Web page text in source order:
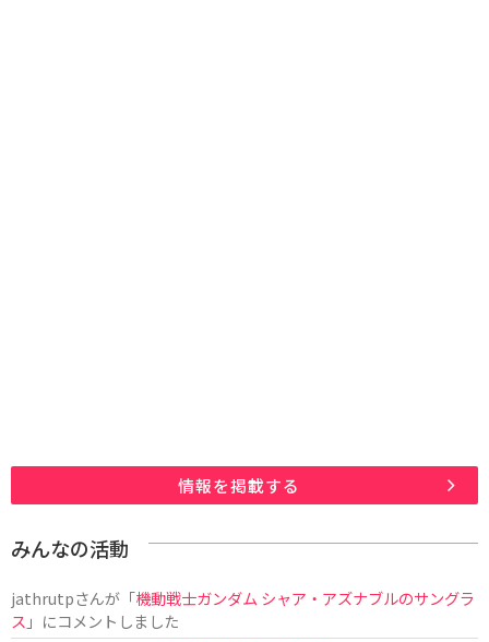
情報を掲載する
みんなの活動
jathrutpさんが「機動戦士ガンダム シャア・アズナブルのサングラ
ス 」にコメントしました